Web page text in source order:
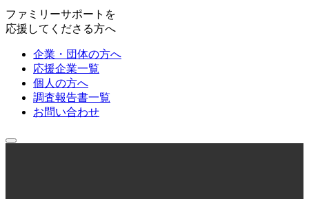
ファミリーサポートを
応援してくださる方へ
企業・団体の方へ
応援企業一覧
個人の方へ
調査報告書一覧
お問い合わせ